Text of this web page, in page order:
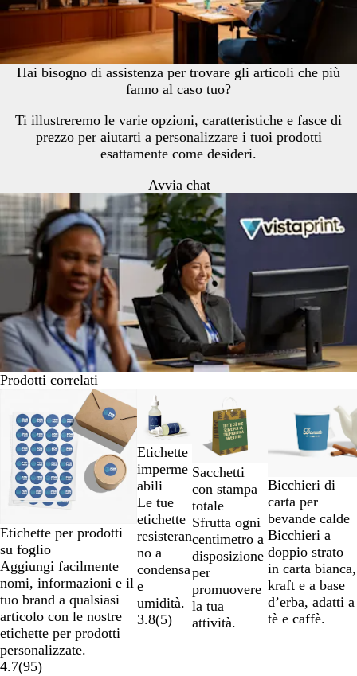
Hai bisogno di assistenza per trovare gli articoli che più
fanno al caso tuo?
Ti illustreremo le varie opzioni, caratteristiche e fasce di
prezzo per aiutarti a personalizzare i tuoi prodotti
esattamente come desideri.
Avvia chat
Prodotti correlati
Etichette per prodotti
su foglio
Aggiungi facilmente
nomi, informazioni e il
tuo brand a qualsiasi
articolo con le nostre
etichette per prodotti
personalizzate.
4.7(95)
Nuove opzioni
Etichette
imperme
abili
Le tue
etichette
resisteran
no a
condensa
e
umidità.
3.8(5)
Sacchetti
con stampa
totale
Sfrutta ogni
centimetro a
disposizione
per
promuovere
la tua
attività.
Bicchieri di
carta per
bevande calde
Bicchieri a
doppio strato
in carta bianca,
kraft e a base
d’erba, adatti a
tè e caffè.